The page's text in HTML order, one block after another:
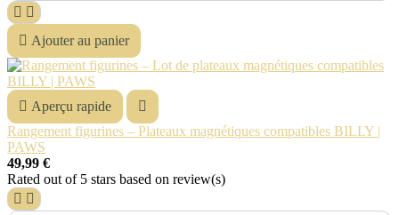
 
 Ajouter au panier
 Aperçu rapide

Rangement figurines – Plateaux magnétiques compatibles BILLY |
PAWS
49,99 €
Rated out of 5 stars based on review(s)
 